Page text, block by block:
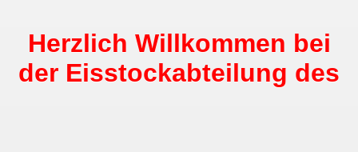
Herzlich Willkommen bei
der Eisstockabteilung des